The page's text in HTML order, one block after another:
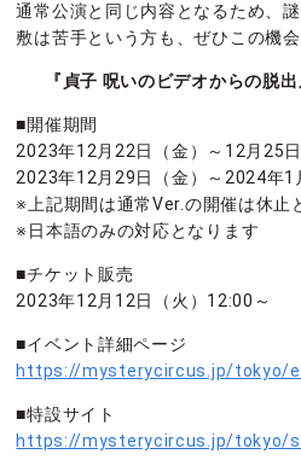
通常公演と同じ内容となるため、
敷は苦手という方も、ぜひこの機
『貞子 呪いのビデオからの脱
■開催期間
2023年12月22日（金）～12月25日
2023年12月29日（金）～2024年1
※上記期間は通常Ver.の開催は休止
※日本語のみの対応となります
■チケット販売
2023年12月12日（火）12:00～
■イベント詳細ページ
https://mysterycircus.jp/tokyo/
■特設サイト
https://mysterycircus.jp/tokyo/